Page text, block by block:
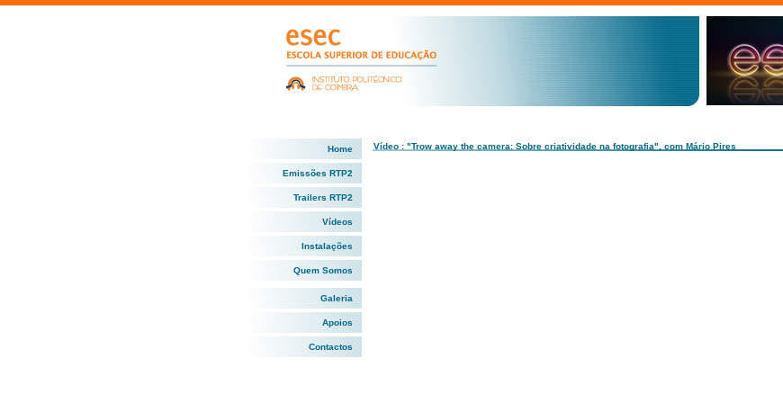
Home
Emissões RTP2
Trailers RTP2
Vídeos
Instalações
Quem Somos
Galeria
Apoios
Contactos
Vídeo : "Trow away the camera: Sobre criatividade na fotografia", com Mário Pires